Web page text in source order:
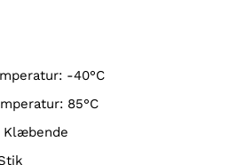
-40°C
85°C
Klæbende